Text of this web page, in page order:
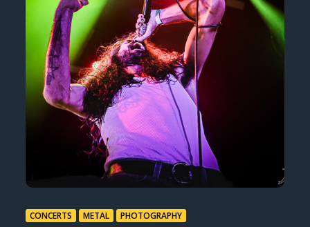
CONCERTS METAL PHOTOGRAPHY